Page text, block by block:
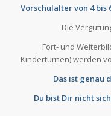
Vorschulalter von 4 bis
Die
Fort- und
Kinderturnen) werden
Das ist genau
Du bist Dir nicht